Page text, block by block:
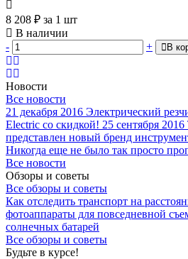
8 208 ₽ за 1 шт
В наличии
-
+ В
Новости
Все новости
21 декабря 2016 Электрический
Electric со скидкой! 25 сентября 2016
представлен новый бренд
Никогда еще не было так просто
Все новости
Обзоры и советы
Все обзоры и советы
Как отследить транспорт на
фотоаппараты для повседневной
солнечных батарей
Все обзоры и советы
Будьте в курсе!